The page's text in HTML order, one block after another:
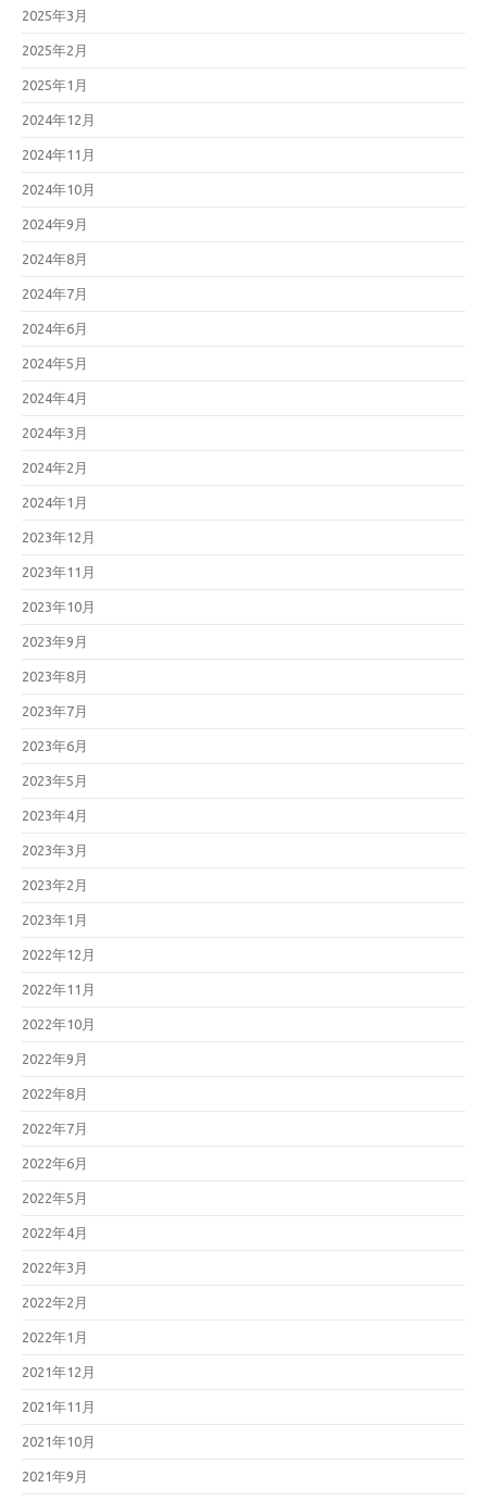
2025年3月
2025年2月
2025年1月
2024年12月
2024年11月
2024年10月
2024年9月
2024年8月
2024年7月
2024年6月
2024年5月
2024年4月
2024年3月
2024年2月
2024年1月
2023年12月
2023年11月
2023年10月
2023年9月
2023年8月
2023年7月
2023年6月
2023年5月
2023年4月
2023年3月
2023年2月
2023年1月
2022年12月
2022年11月
2022年10月
2022年9月
2022年8月
2022年7月
2022年6月
2022年5月
2022年4月
2022年3月
2022年2月
2022年1月
2021年12月
2021年11月
2021年10月
2021年9月